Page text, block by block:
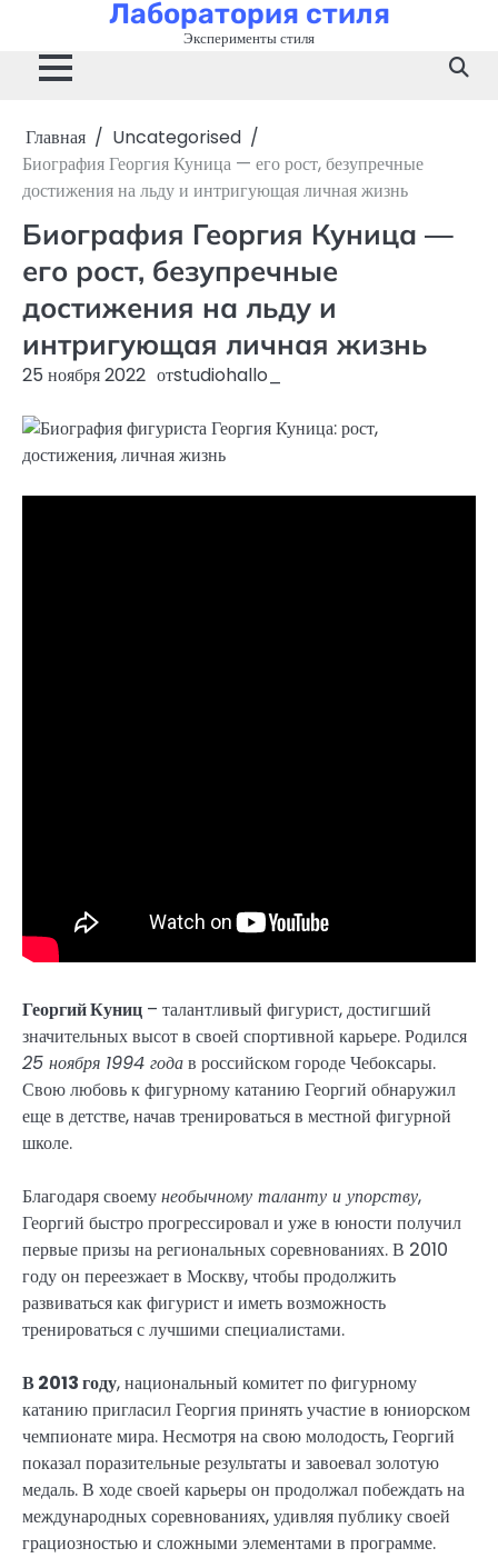
содержимому
Лаборатория стиля
Эксперименты стиля
Главная
Uncategorised
Биография Георгия Куница — его рост, безупречные
достижения на льду и интригующая личная жизнь
Биография Георгия Куница —
его рост, безупречные
достижения на льду и
интригующая личная жизнь
25 ноября 2022 отstudiohallo_
Георгий Куниц – талантливый фигурист, достигший
значительных высот в своей спортивной карьере. Родился
25 ноября 1994 годав российском городе Чебоксары.
Свою любовь к фигурному катанию Георгий обнаружил
еще в детстве, начав тренироваться в местной фигурной
школе.
Благодаря своемунеобычному таланту и упорству,
Георгий быстро прогрессировал и уже в юности получил
первые призы на региональных соревнованиях. В 2010
году он переезжает в Москву, чтобы продолжить
развиваться как фигурист и иметь возможность
тренироваться с лучшими специалистами.
В 2013 году, национальный комитет по фигурному
катанию пригласил Георгия принять участие в юниорском
чемпионате мира. Несмотря на свою молодость, Георгий
показал поразительные результаты и завоевал золотую
медаль. В ходе своей карьеры он продолжал побеждать на
международных соревнованиях, удивляя публику своей
грациозностью и сложными элементами в программе.